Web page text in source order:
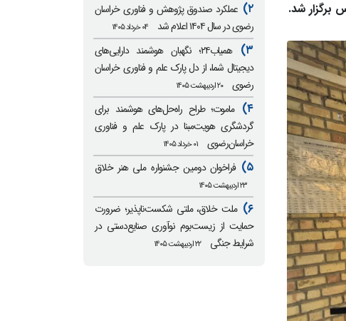
شد.
۲)
عملکرد صندوق پژوهش و فناوری خراسان
رضوی در سال ۱۴۰۴ اعلام شد
۰۴ خرداد ۱۴۰۵
۳)
همیاب۲۴؛ نگهبان هوشمند دارایی‌های
دیجیتال شما، از دل پارک علم و فناوری خراسان
رضوی
۲۰ اردیبهشت ۱۴۰۵
۴)
ماموت؛ طراح راه‌حل‌های هوشمند برای
گردشگری هویت‌مبنا در پارک علم و فناوری
خراسان‌رضوی
۰۱ خرداد ۱۴۰۵
۵) فراخوان دومین جشنواره ملی هنر خلاق
۲۳ اردیبهشت ۱۴۰۵
۶)
ملت خلاق، ملتی شکست‌ناپذیر؛ ضرورت
حمایت از زیست‌بوم نوآوری صنایع‌دستی در
شرایط جنگی
۲۲ اردیبهشت ۱۴۰۵